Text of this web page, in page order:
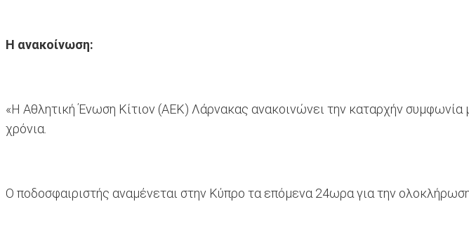
Η ανακοίνωση:
«Η Αθλητική Ένωση Κίτιον (ΑΕΚ) Λάρνακας ανακοινώνει την καταρχήν
χρόνια.
Ο ποδοσφαιριστής αναμένεται στην Κύπρο τα επόμενα 24ωρα για την